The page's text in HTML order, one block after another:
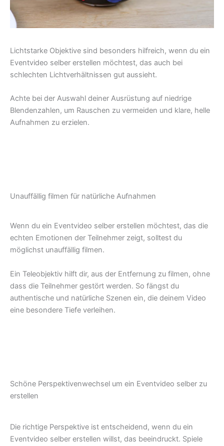
Lichtstarke Objektive sind besonders hilfreich, wenn du ein
Eventvideo selber erstellen möchtest, das auch bei
schlechten Lichtverhältnissen gut aussieht.
Achte bei der Auswahl deiner Ausrüstung auf niedrige
Blendenzahlen, um Rauschen zu vermeiden und klare, helle
Aufnahmen zu erzielen.
Unauffällig filmen für natürliche Aufnahmen
Wenn du ein Eventvideo selber erstellen möchtest, das die
echten Emotionen der Teilnehmer zeigt, solltest du
möglichst unauffällig filmen.
Ein Teleobjektiv hilft dir, aus der Entfernung zu filmen, ohne
dass die Teilnehmer gestört werden. So fängst du
authentische und natürliche Szenen ein, die deinem Video
eine besondere Tiefe verleihen.
Schöne Perspektivenwechsel um ein Eventvideo selber zu
erstellen
Die richtige Perspektive ist entscheidend, wenn du ein
Eventvideo selber erstellen willst, das beeindruckt. Spiele